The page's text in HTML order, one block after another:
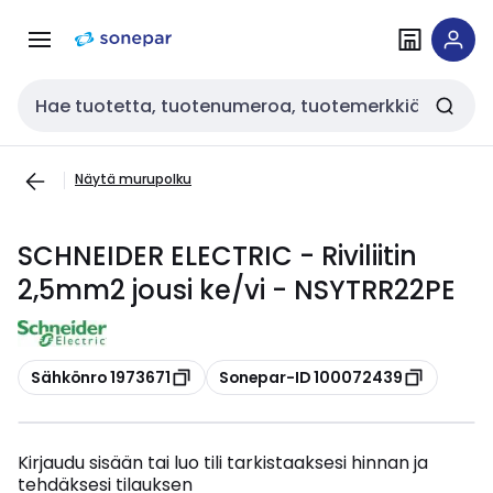
navigointiinsisältöön
Haku
Näytä murupolku
SCHNEIDER ELECTRIC - Riviliitin
2,5mm2 jousi ke/vi - NSYTRR22PE
Kopioi
Sähkönro 1973671 Kopioi
Sonepar-ID 100072439
Kirjaudu sisään tai luo tili tarkistaaksesi hinnan ja
tehdäksesi tilauksen